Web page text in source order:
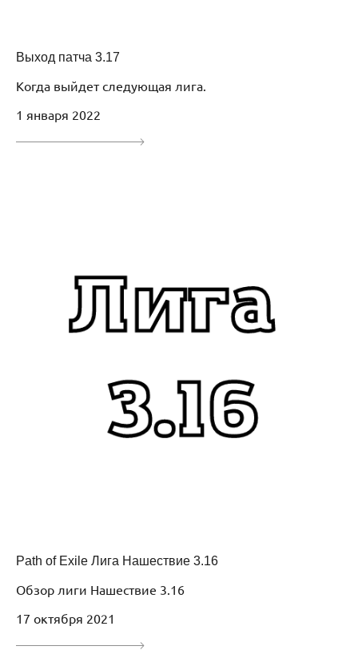
Выход патча 3.17
Когда выйдет следующая лига.
1 января 2022
Path of Exile Лига Нашествие 3.16
Обзор лиги Нашествие 3.16
17 октября 2021